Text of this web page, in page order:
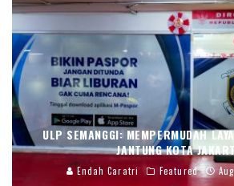
ULP SEMANGGI: MEMPERMUDAH
JANTUNG KOTA
Endah Caratri Featured